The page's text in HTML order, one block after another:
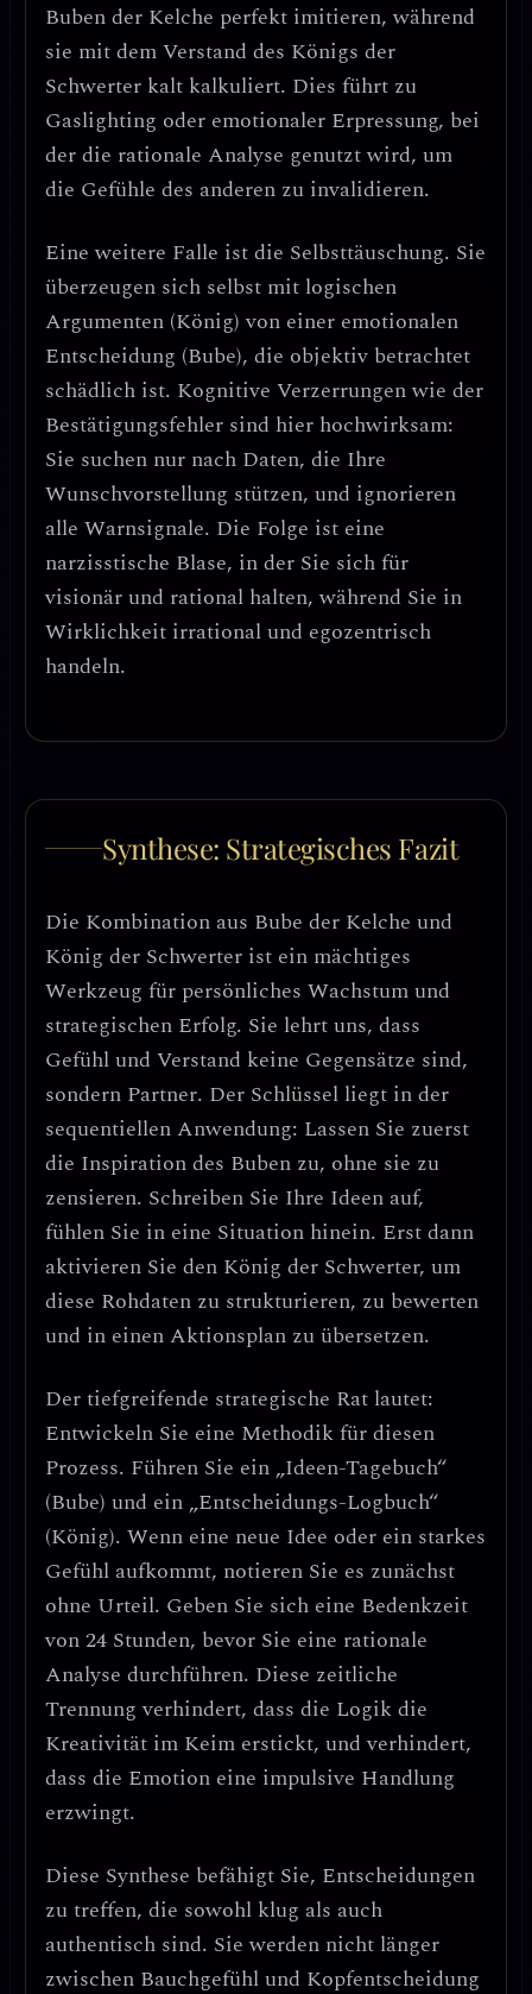
Buben der Kelche perfekt imitieren, während
sie mit dem Verstand des Königs der
Schwerter kalt kalkuliert. Dies führt zu
Gaslighting oder emotionaler Erpressung, bei
der die rationale Analyse genutzt wird, um
die Gefühle des anderen zu invalidieren.
Eine weitere Falle ist die Selbsttäuschung. Sie
überzeugen sich selbst mit logischen
Argumenten (König) von einer emotionalen
Entscheidung (Bube), die objektiv betrachtet
schädlich ist. Kognitive Verzerrungen wie der
Bestätigungsfehler sind hier hochwirksam:
Sie suchen nur nach Daten, die Ihre
Wunschvorstellung stützen, und ignorieren
alle Warnsignale. Die Folge ist eine
narzisstische Blase, in der Sie sich für
visionär und rational halten, während Sie in
Wirklichkeit irrational und egozentrisch
handeln.
Synthese: Strategisches Fazit
Die Kombination aus Bube der Kelche und
König der Schwerter ist ein mächtiges
Werkzeug für persönliches Wachstum und
strategischen Erfolg. Sie lehrt uns, dass
Gefühl und Verstand keine Gegensätze sind,
sondern Partner. Der Schlüssel liegt in der
sequentiellen Anwendung: Lassen Sie zuerst
die Inspiration des Buben zu, ohne sie zu
zensieren. Schreiben Sie Ihre Ideen auf,
fühlen Sie in eine Situation hinein. Erst dann
aktivieren Sie den König der Schwerter, um
diese Rohdaten zu strukturieren, zu bewerten
und in einen Aktionsplan zu übersetzen.
Der tiefgreifende strategische Rat lautet:
Entwickeln Sie eine Methodik für diesen
Prozess. Führen Sie ein „Ideen-Tagebuch“
(Bube) und ein „Entscheidungs-Logbuch“
(König). Wenn eine neue Idee oder ein starkes
Gefühl aufkommt, notieren Sie es zunächst
ohne Urteil. Geben Sie sich eine Bedenkzeit
von 24 Stunden, bevor Sie eine rationale
Analyse durchführen. Diese zeitliche
Trennungverhindert, dass die Logik die
Kreativität im Keim erstickt, und verhindert,
dass die Emotion eine impulsive Handlung
erzwingt.
Diese Synthese befähigt Sie, Entscheidungen
zu treffen, die sowohl klug als auch
authentisch sind. Sie werden nicht länger
zwischen Bauchgefühl und Kopfentscheidung